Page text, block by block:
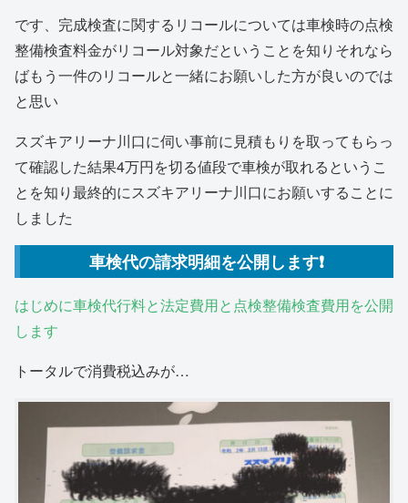
です、完成検査に関するリコールについては車検時の点検
整備検査料金がリコール対象だということを知りそれなら
ばもう一件のリコールと一緒にお願いした方が良いのでは
と思い
スズキアリーナ川口に伺い事前に見積もりを取ってもらっ
て確認した結果4万円を切る値段で車検が取れるというこ
とを知り最終的にスズキアリーナ川口にお願いすることに
しました
車検代の請求明細を公開します❗️
はじめに車検代行料と法定費用と点検整備検査費用を公開
します
トータルで消費税込みが…